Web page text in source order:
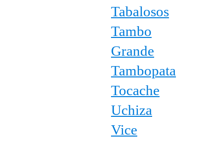
Tabalosos
Tambo
Grande
Tambopata
Tocache
Uchiza
Vice